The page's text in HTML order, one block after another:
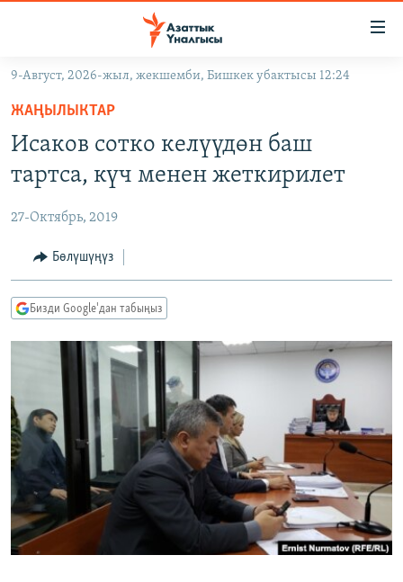
Навигацияга
өтүңүз
Издөөгө
салыңыз
ЭКОНОМИКА
МАДАНИЯТ
БОРБОР АЗИЯ
УКРАИНА
АТАЙЫН ИЛИКТӨӨ
ТВ ПРОГРАММАЛАР
ЭКСПЕРТТЕР ТАЛДАЙТ
БИЗ ЖАНА ДҮЙНӨ
ДАНИСТЕ
ЭЖЕ-СИҢДИЛЕР
АЗАТТЫК+
ЫҢГАЙСЫЗ СУРООЛОР
ӨЗГӨЧӨ ПИКИР
Русский
ОНЛАЙН ШЕРИНЕ
ЭЕ/АРнун бардык сайттары
9-Август, 2026-жыл, жекшемби, Бишкек убактысы 12:24
ЖАҢЫЛЫКТАР
Исаков сотко келүүдөн баш
тартса, күч менен жеткирилет
27-Октябрь, 2019
Бөлүшүңүз
Бизди Google'дан табыңыз